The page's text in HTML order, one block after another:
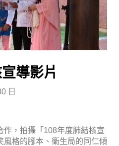
導影片
日
作，拍攝「108年度肺結核宣
風格的腳本、衛生局的同仁傾